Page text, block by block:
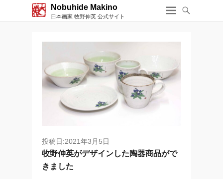
Nobuhide Makino
日本画家 牧野伸英 公式サイト
投稿日:2021年3月5日
牧野伸英がデザインした陶器商品がで
きました